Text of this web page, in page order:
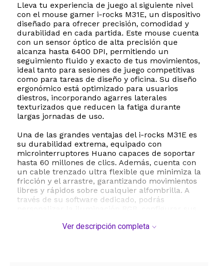
Lleva tu experiencia de juego al siguiente nivel
con el mouse gamer i-rocks M31E, un dispositivo
diseñado para ofrecer precisión, comodidad y
durabilidad en cada partida. Este mouse cuenta
con un sensor óptico de alta precisión que
alcanza hasta 6400 DPI, permitiendo un
seguimiento fluido y exacto de tus movimientos,
ideal tanto para sesiones de juego competitivas
como para tareas de diseño y oficina. Su diseño
ergonómico está optimizado para usuarios
diestros, incorporando agarres laterales
texturizados que reducen la fatiga durante
largas jornadas de uso.
Una de las grandes ventajas del i-rocks M31E es
su durabilidad extrema, equipado con
microinterruptores Huano capaces de soportar
hasta 60 millones de clics. Además, cuenta con
un cable trenzado ultra flexible que minimiza la
fricción y el arrastre, garantizando movimientos
libres y rápidos sobre cualquier alfombrilla. A
través de su software dedicado, podrás
DPI según tus preferencias.
Ver descripción completa